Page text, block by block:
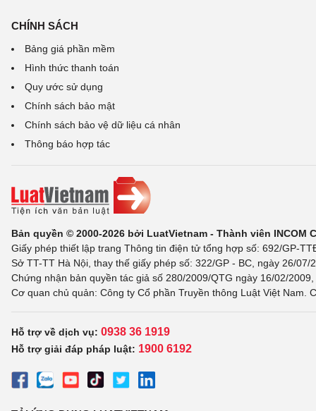
CHÍNH SÁCH
Bảng giá phần mềm
Hình thức thanh toán
Quy ước sử dụng
Chính sách bảo mật
Chính sách bảo vệ dữ liệu cá nhân
Thông báo hợp tác
Bản quyền © 2000-2026 bởi LuatVietnam - Thành viên INCOM
Giấy phép thiết lập trang Thông tin điện tử tổng hợp số: 692/GP-
Sở TT-TT Hà Nội, thay thế giấy phép số: 322/GP - BC, ngày 26/
Chứng nhận bản quyền tác giả số 280/2009/QTG ngày 16/02/
Cơ quan chủ quản: Công ty Cổ phần Truyền thông Luật Việt Nam.
Hỗ trợ về dịch vụ: 0938 36 1919
Hỗ trợ giải đáp pháp luật: 1900 6192